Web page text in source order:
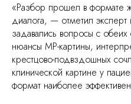
«Разбор прошел в формате
диалога, — отметил
задавались вопросы с
нюансы МР-картины,
крестцово-подвздошных
клинической картине у
формат наиболее